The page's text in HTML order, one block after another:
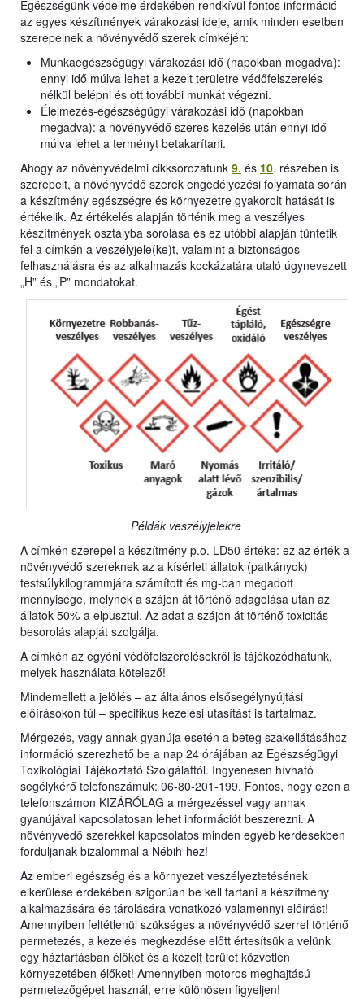
Egészségünk védelme érdekében rendkívül fontos információ
az egyes készítmények várakozási ideje, amik minden esetben
szerepelnek a növényvédő szerek címkéjén:
Munkaegészségügyi várakozási idő (napokban megadva):
ennyi idő múlva lehet a kezelt területre védőfelszerelés
nélkül belépni és ott további munkát végezni.
Élelmezés-egészségügyi várakozási idő (napokban
megadva): a növényvédő szeres kezelés után ennyi idő
múlva lehet a terményt betakarítani.
Ahogy az növényvédelmi cikksorozatunk 9. és 10. részében is
szerepelt, a növényvédő szerek engedélyezési folyamata során
a készítmény egészségre és környezetre gyakorolt hatását is
értékelik. Az értékelés alapján történik meg a veszélyes
készítmények osztályba sorolása és ez utóbbi alapján tüntetik
fel a címkén a veszélyjele(ke)t, valamint a biztonságos
felhasználásra és az alkalmazás kockázatára utaló úgynevezett
„H” és „P” mondatokat.
Példák veszélyjelekre
A címkén szerepel a készítmény p.o. LD50 értéke: ez az érték a
növényvédő szereknek az a kísérleti állatok (patkányok)
testsúlykilogrammjára számított és mg-ban megadott
mennyisége, melynek a szájon át történő adagolása után az
állatok 50%-a elpusztul. Az adat a szájon át történő toxicitás
besorolás alapját szolgálja.
A címkén az egyéni védőfelszerelésekről is tájékozódhatunk,
melyek használata kötelező!
Mindemellett a jelölés – az általános elsősegélynyújtási
előírásokon túl – specifikus kezelési utasítást is tartalmaz.
Mérgezés, vagy annak gyanúja esetén a beteg szakellátásához
információ szerezhető be a nap 24 órájában az Egészségügyi
Toxikológiai Tájékoztató Szolgálattól. Ingyenesen hívható
segélykérő telefonszámuk: 06-80-201-199. Fontos, hogy ezen a
telefonszámon KIZÁRÓLAG a mérgezéssel vagy annak
gyanújával kapcsolatosan lehet információt beszerezni. A
növényvédő szerekkel kapcsolatos minden egyéb kérdésekben
forduljanak bizalommal a Nébih-hez!
Az emberi egészség és a környezet veszélyeztetésének
elkerülése érdekében szigorúan be kell tartani a készítmény
alkalmazására és tárolására vonatkozó valamennyi előírást!
Amennyiben feltétlenül szükséges a növényvédő szerrel történő
permetezés, a kezelés megkezdése előtt értesítsük a velünk
egy háztartásban élőket és a kezelt terület közvetlen
környezetében élőket! Amennyiben motoros meghajtású
permetezőgépet használ, erre különösen figyeljen!